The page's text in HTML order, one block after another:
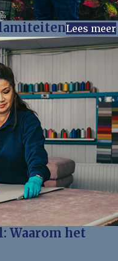
Lees meer
Waarom het